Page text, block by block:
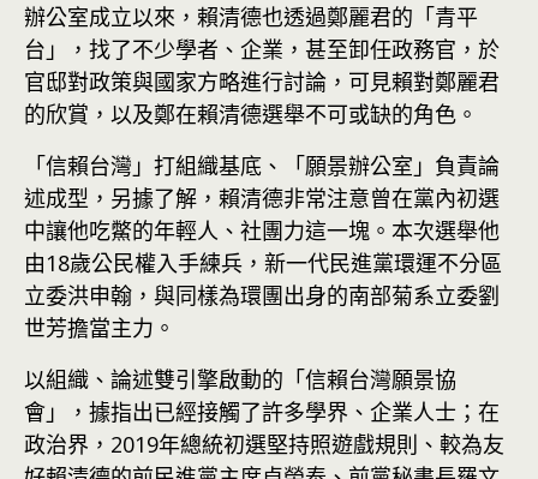
辦公室成立以來，賴清德也透過鄭麗君的「青平
台」，找了不少學者、企業，甚至卸任政務官，於
官邸對政策與國家方略進行討論，可見賴對鄭麗君
的欣賞，以及鄭在賴清德選舉不可或缺的角色。
「信賴台灣」打組織基底、「願景辦公室」負責論
述成型，另據了解，賴清德非常注意曾在黨內初選
中讓他吃鱉的年輕人、社團力這一塊。本次選舉他
由18歲公民權入手練兵，新一代民進黨環運不分區
立委洪申翰，與同樣為環團出身的南部菊系立委劉
世芳擔當主力。
以組織、論述雙引擎啟動的「信賴台灣願景協
會」，據指出已經接觸了許多學界、企業人士；在
政治界，2019年總統初選堅持照遊戲規則、較為友